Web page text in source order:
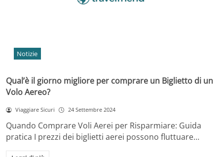
Notizie
Qual’è il giorno migliore per comprare un Biglietto di un
Volo Aereo?
Viaggiare Sicuri 24 Settembre 2024
Quando Comprare Voli Aerei per Risparmiare: Guida
pratica I prezzi dei biglietti aerei possono fluttuare…